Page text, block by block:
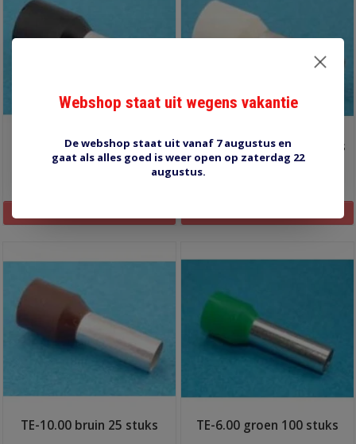
TE-25.00 2 zwart 10 stuks TE-16.00 ivoorwit 10 stuks
TE-10.00 bruin 25 stuks TE-6.00 groen 100 stuks
Webshop staat uit wegens vakantie
De webshop staat uit vanaf 7 augustus en
gaat als alles goed is weer open op zaterdag 22
augustus.